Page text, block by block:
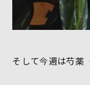
そして今週は芍薬